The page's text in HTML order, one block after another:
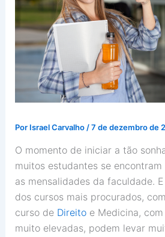
Por Israel Carvalho/7 de dezembro de
O momento de iniciar a tão
muitos estudantes se encontram
as mensalidades da faculdade.
dos cursos mais procurados,
curso de Direitoe Medicina, com
muito elevadas, podem levar